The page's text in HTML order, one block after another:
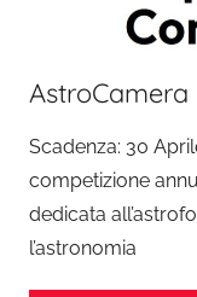
AstroCamera
Scadenza: 30
competizione
dedicata
l’astronomia